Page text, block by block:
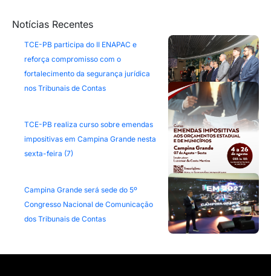
Notícias Recentes
TCE-PB participa do II ENAPAC e
reforça compromisso com o
fortalecimento da segurança jurídica
nos Tribunais de Contas
TCE-PB realiza curso sobre emendas
impositivas em Campina Grande nesta
sexta-feira (7)
Campina Grande será sede do 5º
Congresso Nacional de Comunicação
dos Tribunais de Contas